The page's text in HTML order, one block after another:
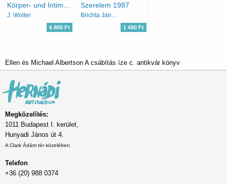
J. Wolter
6 800 Ft
Szerelem 1987
Brichta János (szerk.)
1 490 Ft
Ellen és Michael Albertson A csábítás íze c. antikvár könyv
Megközelítés:
1011 Budapest I. kerület,
Hunyadi János út 4.
A Clark Ádám tér közelében
Telefon
+36 (20) 988 0374